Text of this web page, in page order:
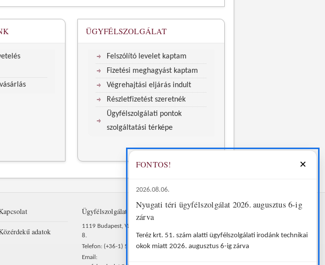
ÜGYFÉLSZOLGÁLAT
Felszólító levelet kaptam
Fizetési meghagyást kaptam
Végrehajtási eljárás indult
Részletfizetést szeretnék
Ügyfélszolgálati pontok
szolgáltatási térképe
adatok
Ügyfélszolgálat
1119 Budapest, Vahot u.
8.
Telefon: (+36-1) 510-0899
Email:
© 2012–2026
Zrt.
FONTOS! ✕
2026.08.06.
Nyugati téri ügyfélszolgálat 2026. augusztus 6-ig
zárva
Teréz krt. 51. szám alatti ügyfélszolgálati irodánk technikai
okok miatt 2026. augusztus 6-ig zárva